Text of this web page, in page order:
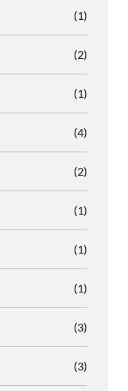
(1)
(2)
(1)
(4)
(2)
(1)
(1)
(1)
(3)
(3)